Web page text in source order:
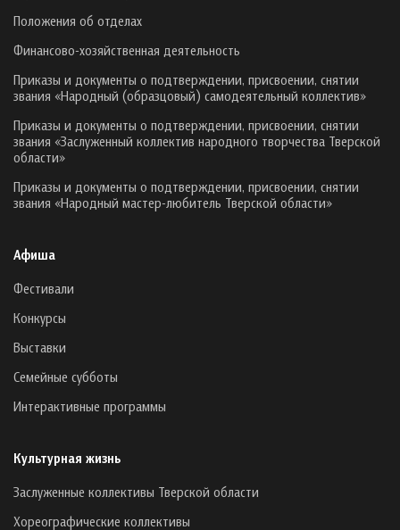
Положения об отделах
Финансово-хозяйственная деятельность
Приказы и документы о подтверждении, присвоении, снятии
звания «Народный (образцовый) самодеятельный коллектив»
Приказы и документы о подтверждении, присвоении, снятии
звания «Заслуженный коллектив народного творчества Тверской
области»
Приказы и документы о подтверждении, присвоении, снятии
звания «Народный мастер-любитель Тверской области»
Афиша
Фестивали
Конкурсы
Выставки
Семейные субботы
Интерактивные программы
Культурная жизнь
Заслуженные коллективы Тверской области
Хореографические коллективы